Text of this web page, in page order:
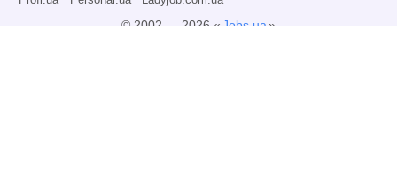
© 2002 — 2026 « Jobs.ua»